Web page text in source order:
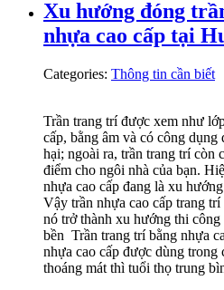
Xu hướng đóng
nhựa cao cấp tại
Categories: Thông tin cần biết
Trần trang trí được xem như
cấp, bằng âm và có công
hại; ngoài ra, trần trang trí còn
điểm cho ngôi nhà của bạn.
nhựa cao cấp đang là xu
Vậy trần nhựa cao cấp trang
nó trở thành xu hướng thi
bền Trần trang trí bằng nhựa
nhựa cao cấp được dùng trong
thoáng mát thì tuổi thọ trung